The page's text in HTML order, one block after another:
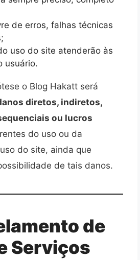
de erros, falhas técnicas
uso do site atenderão às
usuário.
o Blog Hakatt será
diretos, indiretos,
ou lucros
do uso ou da
do site, ainda que
de tais danos.
de
Serviços